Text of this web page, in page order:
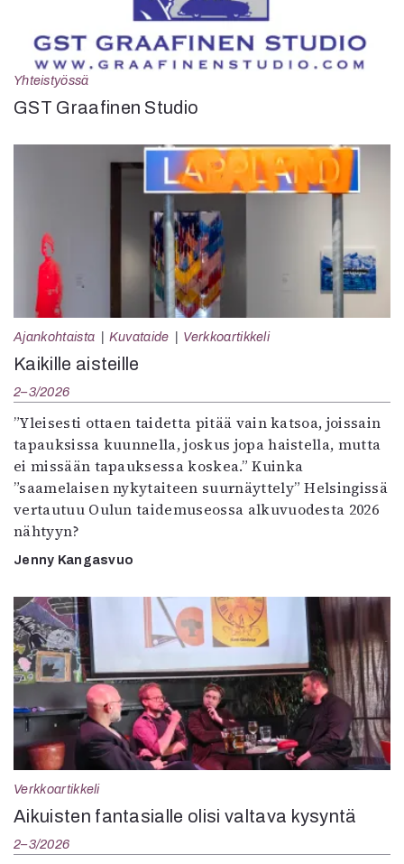
Yhteistyössä
GST Graafinen Studio
Ajankohtaista Kuvataide Verkkoartikkeli
Kaikille aisteille
2–3/2026
”Yleisesti ottaen taidetta pitää vain katsoa, joissain
tapauksissa kuunnella, joskus jopa haistella, mutta
ei missään tapauksessa koskea.” Kuinka
”saamelaisen nykytaiteen suurnäyttely” Helsingissä
vertautuu Oulun taidemuseossa alkuvuodesta 2026
nähtyyn?
Jenny Kangasvuo
Verkkoartikkeli
Aikuisten fantasialle olisi valtava kysyntä
2–3/2026